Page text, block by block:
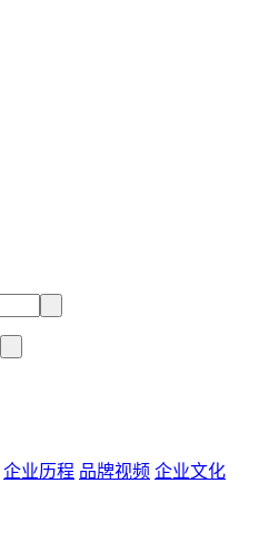
企业历程 品牌视频 企业文化